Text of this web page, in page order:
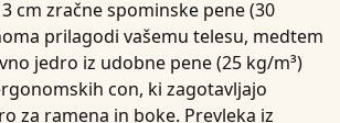
cm zračne spominske pene (30
prilagodi vašemu telesu, medtem
jedro iz udobne pene (25 kg/m³)
con, ki zagotavljajo
za ramena in boke. Prevleka iz